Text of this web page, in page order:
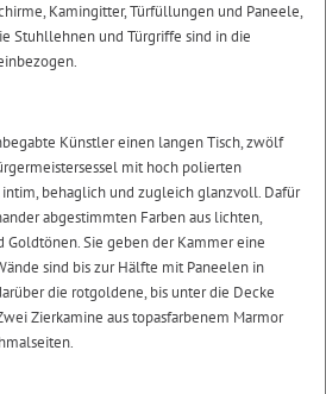
Kamingitter, Türfüllungen und Paneele,
Stuhllehnen und Türgriffe sind in die
Künstler einen langen Tisch, zwölf
mit hoch polierten
behaglich und zugleich glanzvoll. Dafür
abgestimmten Farben aus lichten,
Goldtönen. Sie geben der Kammer eine
sind bis zur Hälfte mit Paneelen in
die rotgoldene, bis unter die Decke
Zierkamine aus topasfarbenem Marmor